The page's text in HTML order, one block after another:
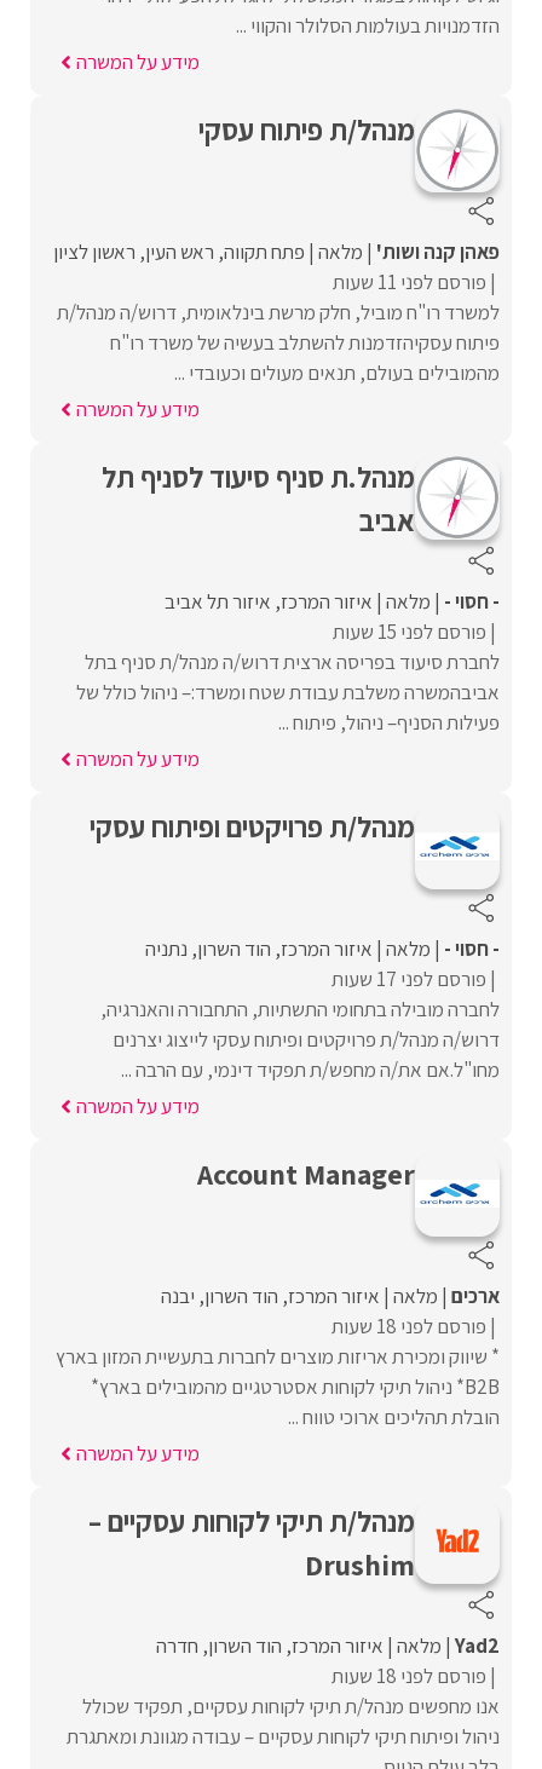
הזדמנויות בעולמות הסלולר והקווי ...
מידע על המשרה
מנהל/ת פיתוח עסקי
פאהן קנה ושות' מלאה פתח תקווה ראש העין ראשון לציון
פורסם לפני 11 שעות
למשרד רו"ח מוביל, חלק מרשת בינלאומית, דרוש/ה מנהל/ת
פיתוח עסקיהזדמנות להשתלב בעשיה של משרד רו"ח
מהמובילים בעולם, תנאים מעולים וכעובדי ...
מידע על המשרה
מנהל.ת סניף סיעוד לסניף תל
אביב
- חסוי - מלאה איזור המרכז איזור תל אביב
פורסם לפני 15 שעות
לחברת סיעוד בפריסה ארצית דרוש/ה מנהל/ת סניף בתל
אביבהמשרה משלבת עבודת שטח ומשרד:– ניהול כולל של
פעילות הסניף– ניהול, פיתוח ...
מידע על המשרה
מנהל/ת פרויקטים ופיתוח עסקי
- חסוי - מלאה איזור המרכז הוד השרון נתניה
פורסם לפני 17 שעות
לחברה מובילה בתחומי התשתיות, התחבורה והאנרגיה,
דרוש/ה מנהל/ת פרויקטים ופיתוח עסקי לייצוג יצרנים
מחו"ל.אם את/ה מחפש/ת תפקיד דינמי, עם הרבה ...
מידע על המשרה
Account Manager
ארכים מלאה איזור המרכז הוד השרון יבנה
פורסם לפני 18 שעות
* שיווק ומכירת אריזות מוצרים לחברות בתעשיית המזון בארץ
B2B* ניהול תיקי לקוחות אסטרטגיים מהמובילים בארץ*
הובלת תהליכים ארוכי טווח ...
מידע על המשרה
מנהל/ת תיקי לקוחות עסקיים –
Drushim
Yad2 מלאה איזור המרכז הוד השרון חדרה
פורסם לפני 18 שעות
אנו מחפשים מנהל/ת תיקי לקוחות עסקיים, תפקיד שכולל
ניהול ופיתוח תיקי לקוחות עסקיים – עבודה מגוונת ומאתגרת